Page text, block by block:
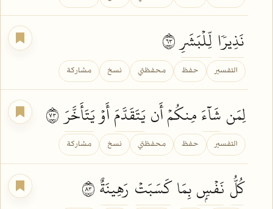
نَذِيرٗا لِّلۡبَشَرِ
التفسير حفظ محفظتي نسخ مشاركة
لِمَن شَآءَمِنكُمۡ أَن يَتَقَدَّمَأَوۡيَتَأَخَّرَ
التفسير حفظ محفظتي نسخ مشاركة
كُلُّ نَفۡسِۭبِمَاكَسَبَتۡ رَهِينَةٌ